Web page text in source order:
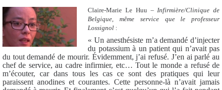
Claire-Marie Le Huu – Infirmière/Clinique de
Belgique, même service que le professeur
Lossignol :
« Un anesthésiste m’a demandé d’injecter
du potassium à un patient qui n’avait pas
du tout demandé de mourir. Évidemment, j’ai refusé. J’en ai parlé au
chef de service, au cadre infirmier, etc… Tout le monde a refusé de
m’écouter, car dans tous les cas ce sont des pratiques qui leur
paraissent anodines et courantes. Cette personne-là n’avait jamais